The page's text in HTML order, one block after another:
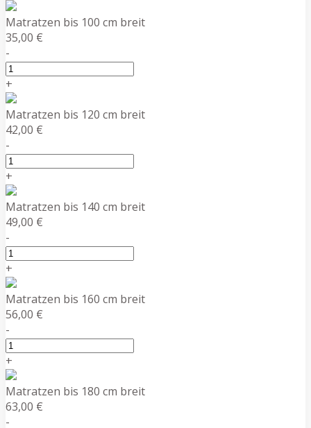
Matratzen bis 100 cm breit
35,00 €
-
+
Matratzen bis 120 cm breit
42,00 €
-
+
Matratzen bis 140 cm breit
49,00 €
-
+
Matratzen bis 160 cm breit
56,00 €
-
+
Matratzen bis 180 cm breit
63,00 €
-